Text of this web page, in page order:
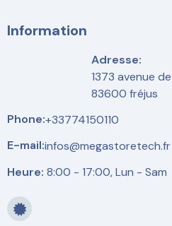
Information
Adresse:
1373 avenue
83600 fréjus
Phone:+33774150110
E-mail:infos@megastoretech.fr
Heure: 8:00 - 17:00, Lun - Sam